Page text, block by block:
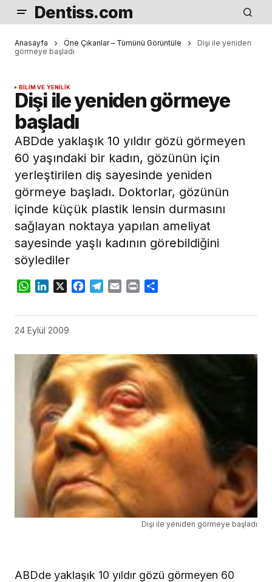
Dentiss.com
Anasayfa Öne Çıkanlar – Tümünü Görüntüle
Dişi ile yeniden
görmeye başladı
BILIM VE YENILIK
Dişi ile yeniden görmeye
başladı
ABDde yaklaşık 10 yıldır gözü görmeyen
60 yaşındaki bir kadın, gözünün için
yerleştirilen diş sayesinde yeniden
görmeye başladı. Doktorlar, gözünün
içinde küçük plastik lensin durmasını
sağlayan noktaya yapılan ameliyat
sayesinde yaşlı kadının görebildiğini
söylediler
WhatsApp
LinkedIn
X Facebook
Telegram
Email Print
24 Eylül 2009
Dişi ile yeniden görmeye başladı
ABDde yaklaşık 10 yıldır gözü görmeyen 60